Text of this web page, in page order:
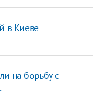
в Киеве
на борьбу с